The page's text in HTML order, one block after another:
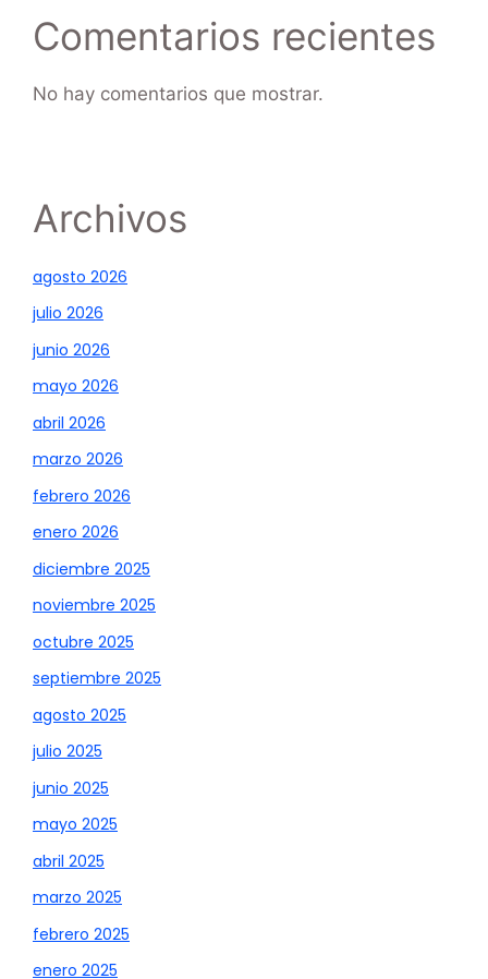
Comentarios recientes
No hay comentarios que mostrar.
Archivos
agosto 2026
julio 2026
junio 2026
mayo 2026
abril 2026
marzo 2026
febrero 2026
enero 2026
diciembre 2025
noviembre 2025
octubre 2025
septiembre 2025
agosto 2025
julio 2025
junio 2025
mayo 2025
abril 2025
marzo 2025
febrero 2025
enero 2025